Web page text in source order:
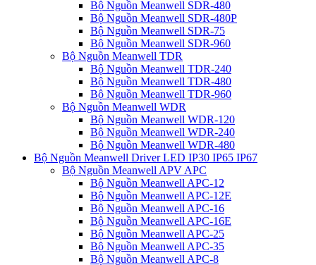
Bộ Nguồn Meanwell SDR-480
Bộ Nguồn Meanwell SDR-480P
Bộ Nguồn Meanwell SDR-75
Bộ Nguồn Meanwell SDR-960
Bộ Nguồn Meanwell TDR
Bộ Nguồn Meanwell TDR-240
Bộ Nguồn Meanwell TDR-480
Bộ Nguồn Meanwell TDR-960
Bộ Nguồn Meanwell WDR
Bộ Nguồn Meanwell WDR-120
Bộ Nguồn Meanwell WDR-240
Bộ Nguồn Meanwell WDR-480
Bộ Nguồn Meanwell Driver LED IP30 IP65 IP67
Bộ Nguồn Meanwell APV APC
Bộ Nguồn Meanwell APC-12
Bộ Nguồn Meanwell APC-12E
Bộ Nguồn Meanwell APC-16
Bộ Nguồn Meanwell APC-16E
Bộ Nguồn Meanwell APC-25
Bộ Nguồn Meanwell APC-35
Bộ Nguồn Meanwell APC-8